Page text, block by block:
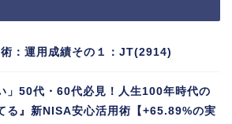
：運用成績その１：JT(2914)
」50代・60代必見！人生100年時代の
る』新NISA安心活用術【+65.89%の実